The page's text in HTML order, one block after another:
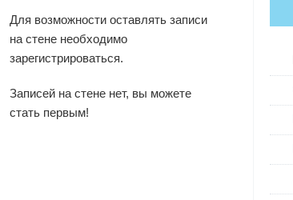
Для возможности оставлять записи
на стене необходимо
зарегистрироваться.
Записей на стене нет, вы можете
стать первым!